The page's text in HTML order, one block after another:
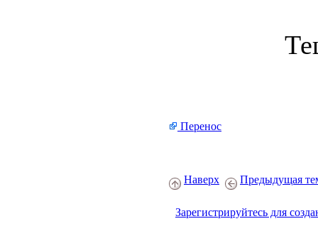
Перенос
Наверх Предыдущая
Зарегистрируйтесь для